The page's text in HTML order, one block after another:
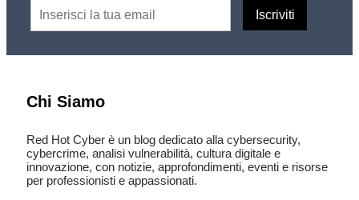
Chi Siamo
Red Hot Cyber è un blog dedicato alla cybersecurity,
cybercrime, analisi vulnerabilità, cultura digitale e
innovazione, con notizie, approfondimenti, eventi e risorse
per professionisti e appassionati.